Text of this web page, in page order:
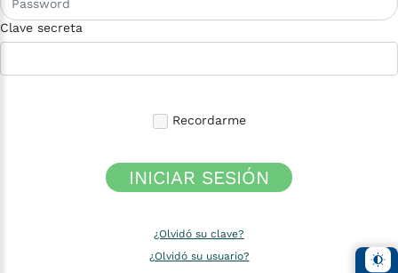
Clave secreta
Recordarme
INICIAR SESIÓN
¿Olvidó su clave?
¿Olvidó su usuario?